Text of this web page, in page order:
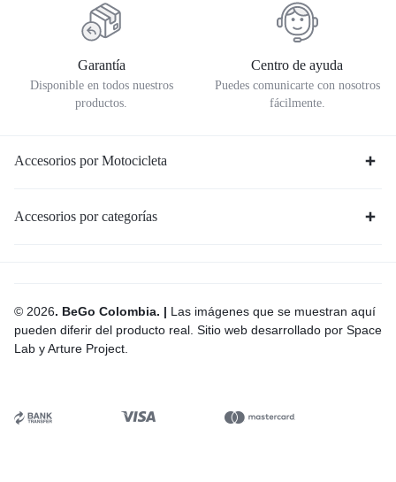
Garantía
Disponible en todos nuestros
productos.
Centro de ayuda
Puedes comunicarte con nosotros
fácilmente.
Accesorios por Motocicleta
Accesorios por categorías
© 2026. BeGo Colombia. | Las imágenes que se muestran aquí
pueden diferir del producto real. Sitio web desarrollado por Space
Lab y Arture Project.